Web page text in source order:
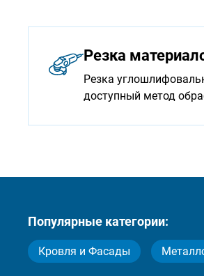
Резка
Резка
доступный метод
Популярные категории:
Кровля и Фасады